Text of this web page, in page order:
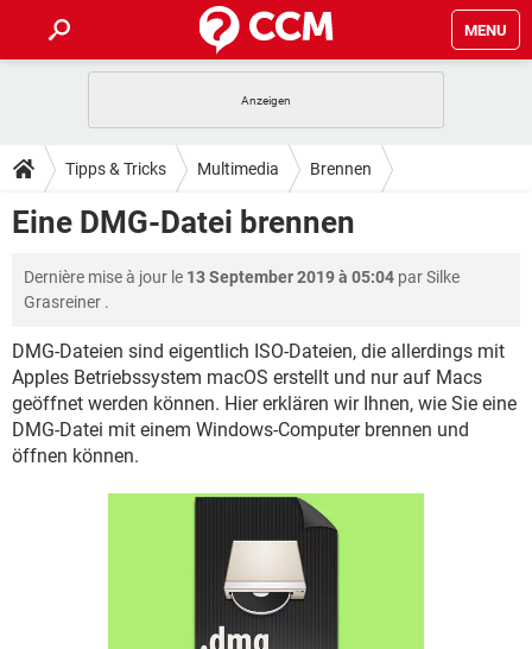
MENU
ANDROID IOS
WINDOWS 10 INSTAGRAM
FACEBOOK
TIPPS & TRICKS
SPIELE STREAMING
ANDROID IOS
WINDOWS 10 INSTAGRAM
FACEBOOK HARDWARE
DOWNLOADS
ANDROID
WHATSAPP TIKTOK
FACEBOOK HARDWARE
FORUM
ANDROID IOS
WINDOWS 10 INSTAGRAM
WHATSAPP TIKTOK
SPIELE STREAMING
ANDROID IOS
WINDOWS 10
TIKTOK
HARDWARE
Tipps & Tricks Multimedia Brennen
Eine DMG-Datei brennen
Dernière mise à jour le 13 September 2019 à 05:04 parSilke
Grasreiner .
DMG-Dateien sind eigentlich ISO-Dateien, die allerdings mit
Apples Betriebssystem macOS erstellt und nur auf Macs
geöffnet werden können. Hier erklären wir Ihnen, wie Sie eine
DMG-Datei mit einem Windows-Computer brennen und
öffnen können.